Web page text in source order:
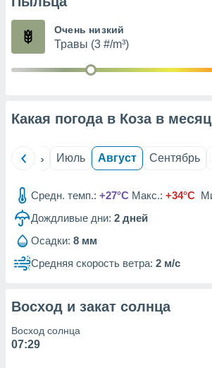
из
рекламы
1199
Очень низкий
Травы (3 #/m³)
Какая погода в Коза в месяц
Июнь Июль Август Сентябрь
Средн. темп.: +27°C Макс.: +34°C
Дождливые дни: 2 дней
Осадки: 8 мм
Средняя скорость ветра: 2 м/с
Восход и закат солнца
Восход солнца
07:29